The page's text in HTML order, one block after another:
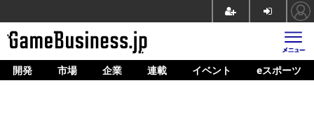
ホーム
開発 市場 企業 連載 イベント eスポーツ